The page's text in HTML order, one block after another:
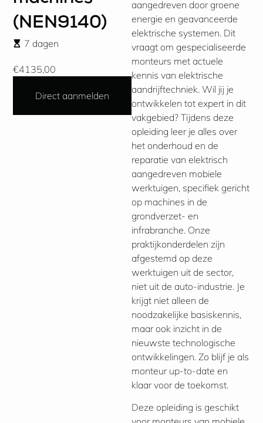
(NEN9140)
7 dagen
€4135,00
Direct aanmelden
aangedreven door groene
energie en geavanceerde
elektrische systemen. Dit
vraagt om gespecialiseerde
monteurs met actuele
kennis van elektrische
aandrijftechniek. Wil jij je
ontwikkelen tot expert in dit
vakgebied? Tijdens deze
opleiding leer je alles over
het onderhoud en de
reparatie van elektrisch
aangedreven mobiele
werktuigen, specifiek gericht
op machines in de
grondverzet- en
infrabranche. Onze
praktijkonderdelen zijn
afgestemd op deze
werktuigen uit de sector,
niet uit de auto-industrie. Je
krijgt niet alleen de
noodzakelijke basiskennis,
maar ook inzicht in de
nieuwste technologische
ontwikkelingen. Zo blijf je als
monteur up-to-date en
klaar voor de toekomst.
Deze opleiding is geschikt